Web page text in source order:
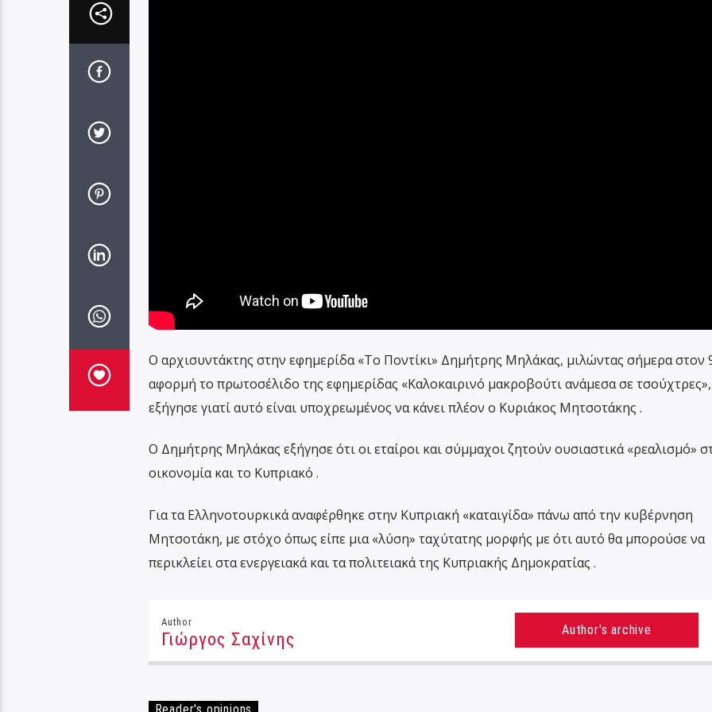
Ο αρχισυντάκτης στην εφημερίδα «Το Ποντίκι» Δημήτρης Μηλάκας, μιλώντας σήμερα στον
αφορμή το πρωτοσέλιδο της εφημερίδας «Καλοκαιρινό μακροβούτι ανάμεσα σε τσούχτρες»,
εξήγησε γιατί αυτό είναι υποχρεωμένος να κάνει πλέον ο Κυριάκος Μητσοτάκης .
Ο Δημήτρης Μηλάκας εξήγησε ότι οι εταίροι και σύμμαχοι ζητούν ουσιαστικά «ρεαλισμό»
οικονομία και το Κυπριακό .
Για τα Ελληνοτουρκικά αναφέρθηκε στην Κυπριακή «καταιγίδα» πάνω από την κυβέρνηση
Μητσοτάκη, με στόχο όπως είπε μια «λύση» ταχύτατης μορφής με ότι αυτό θα μπορούσε να
περικλείει στα ενεργειακά και τα πολιτειακά της Κυπριακής Δημοκρατίας .
Author
Γιώργος Σαχίνης Author's archive